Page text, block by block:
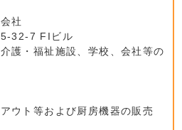
社
5-32-7 FIビル
護・福祉施設、学校、会社等の
ウト等および厨房機器の販売